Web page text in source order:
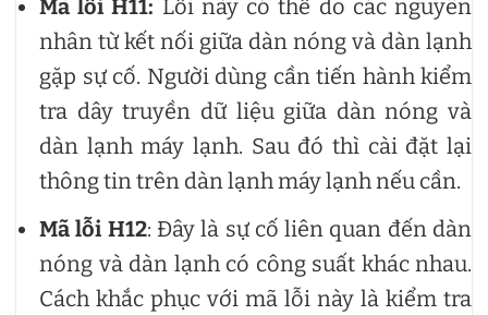
Mã lỗi H11: Lỗi này có thể do các nguyên
nhân từ kết nối giữa dàn nóng và dàn lạnh
gặp sự cố. Người dùng cần tiến hành kiểm
tra dây truyền dữ liệu giữa dàn nóng và
dàn lạnh máy lạnh. Sau đó thì cài đặt lại
thông tin trên dàn lạnh máy lạnh nếu cần.
Mã lỗi H12: Đây là sự cố liên quan đến dàn
nóng và dàn lạnh có công suất khác nhau.
Cách khắc phục với mã lỗi này là kiểm tra